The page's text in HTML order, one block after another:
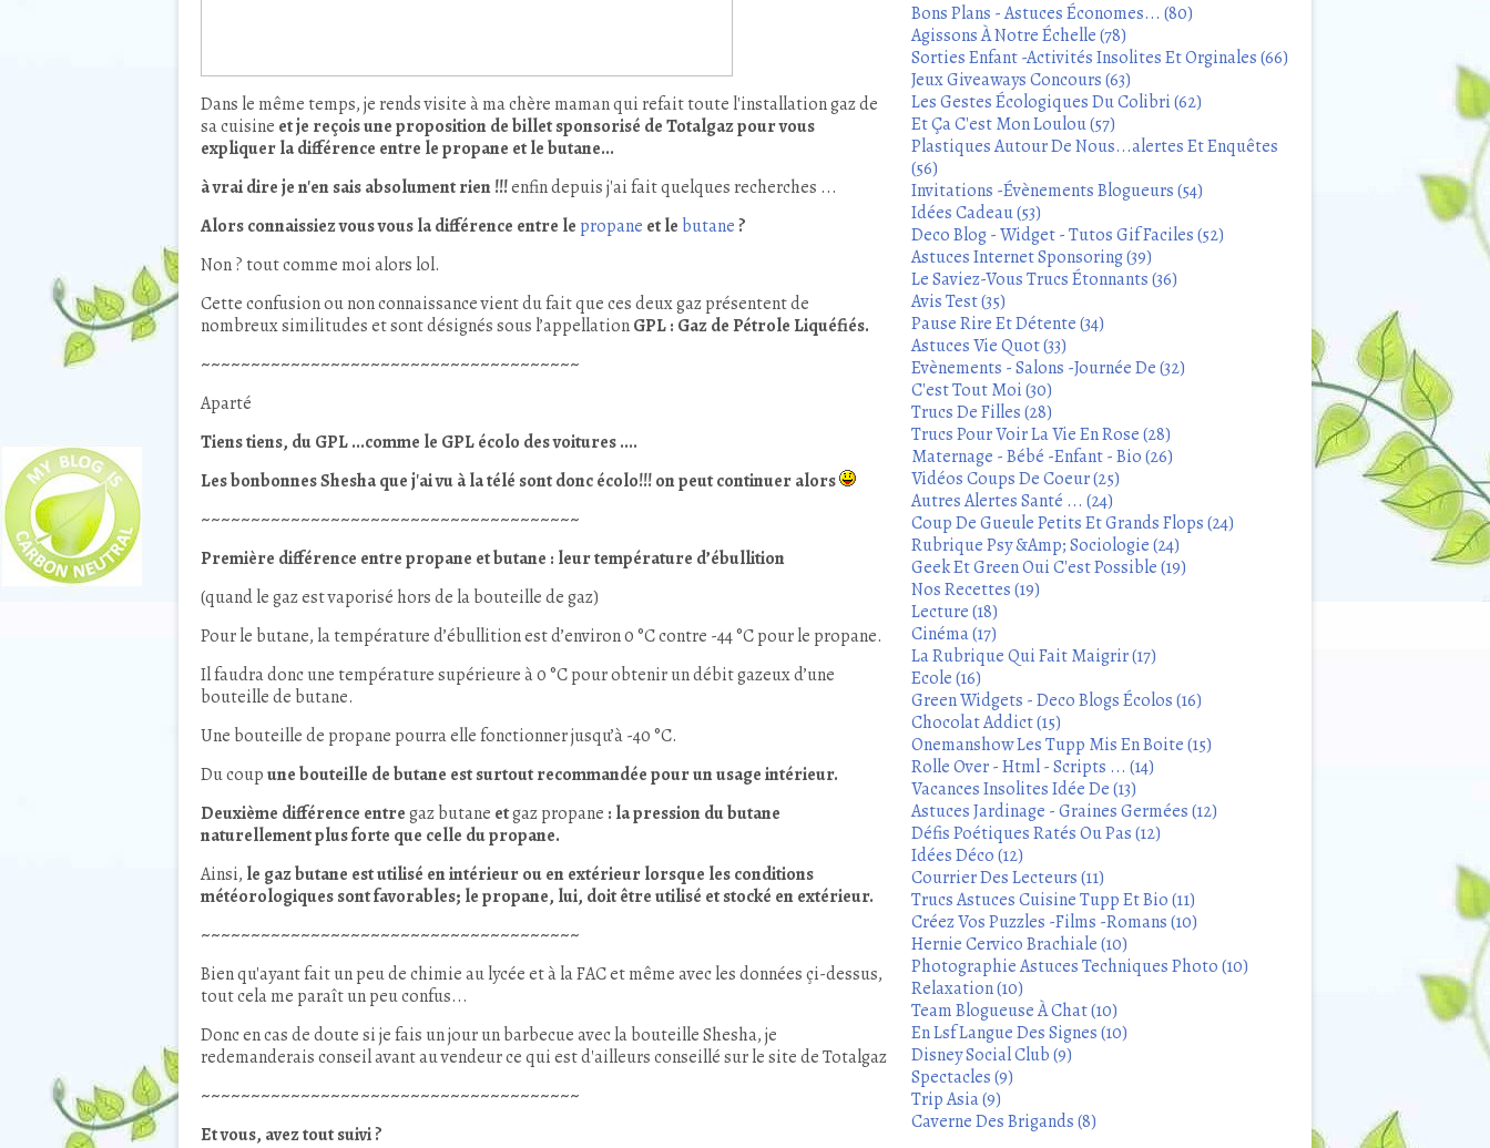
Dans le même temps, je rends visite à ma chère maman qui refait toute l'installation gaz de
sa cuisine et je reçois une proposition de billet sponsorisé de Totalgaz pour vous
expliquer la différence entre le propane et le butane...
à vrai dire je n'en sais absolument rien !!!enfin depuis j'ai fait quelques recherches ...
Alors connaissiez vous vous la différence entre le propane et le butane?
Non ? tout comme moi alors lol.
Cette confusion ou non connaissance vient du fait que ces deux gaz présentent de
nombreux similitudes et sont désignés sous l’appellationGPL : Gaz de Pétrole Liquéfiés.
~~~~~~~~~~~~~~~~~~~~~~~~~~~~~~~~~~~~~~
Aparté
Tiens tiens, du GPL ...comme le GPL écolo des voitures ....
Les bonbonnes Shesha que j'ai vu à la télé sont donc écolo!!! on peut continuer alors
~~~~~~~~~~~~~~~~~~~~~~~~~~~~~~~~~~~~~~
Première différence entre propane et butane : leur température d’ébullition
(quand le gaz est vaporisé hors de la bouteille de gaz)
Pour le butane, la température d’ébullition est d’environ 0 °C contre -44 °C pour le propane.
Il faudra donc une température supérieure à 0 °C pour obtenir un débit gazeux d’une
bouteille de butane.
Une bouteille de propane pourra elle fonctionner jusqu’à -40 °C.
Du coupune bouteille de butane est surtout recommandée pour un usage intérieur.
Deuxième différence entregaz butane etgaz propane : la pression du butane
naturellement plus forte que celle du propane.
Ainsi, le gaz butane est utilisé en intérieur ou en extérieur lorsque les conditions
météorologiques sont favorables; le propane, lui, doit être utilisé et stocké en extérieur.
~~~~~~~~~~~~~~~~~~~~~~~~~~~~~~~~~~~~~~
Bien qu'ayant fait un peu de chimie au lycée et à la FAC et même avec les données çi-dessus,
tout cela me paraît un peu confus...
Donc en cas de doute si je fais un jour un barbecue avec la bouteille Shesha, je
redemanderais conseil avant au vendeur ce qui est d'ailleurs conseillé sur le site de Totalgaz
~~~~~~~~~~~~~~~~~~~~~~~~~~~~~~~~~~~~~~
Et vous, avez tout suivi ?
Bons Plans - Astuces Économes... (80)
Agissons À Notre Échelle (78)
Sorties Enfant -Activités Insolites Et Orginales (66)
Jeux Giveaways Concours (63)
Les Gestes Écologiques Du Colibri (62)
Et Ça C'est Mon Loulou (57)
Plastiques Autour De Nous...alertes Et Enquêtes
(56)
Invitations -Évènements Blogueurs (54)
Idées Cadeau (53)
Deco Blog - Widget - Tutos Gif Faciles (52)
Astuces Internet Sponsoring (39)
Le Saviez-Vous Trucs Étonnants (36)
Avis Test (35)
Pause Rire Et Détente (34)
Astuces Vie Quot (33)
Evènements - Salons -Journée De (32)
C'est Tout Moi (30)
Trucs De Filles (28)
Trucs Pour Voir La Vie En Rose (28)
Maternage - Bébé -Enfant - Bio (26)
Vidéos Coups De Coeur (25)
Autres Alertes Santé ... (24)
Coup De Gueule Petits Et Grands Flops (24)
Rubrique Psy &Amp; Sociologie (24)
Geek Et Green Oui C'est Possible (19)
Nos Recettes (19)
Lecture (18)
Cinéma (17)
La Rubrique Qui Fait Maigrir (17)
Ecole (16)
Green Widgets - Deco Blogs Écolos (16)
Chocolat Addict (15)
Onemanshow Les Tupp Mis En Boite (15)
Rolle Over - Html - Scripts ... (14)
Vacances Insolites Idée De (13)
Astuces Jardinage - Graines Germées (12)
Défis Poétiques Ratés Ou Pas (12)
Idées Déco (12)
Courrier Des Lecteurs (11)
Trucs Astuces Cuisine Tupp Et Bio (11)
Créez Vos Puzzles -Films -Romans (10)
Hernie Cervico Brachiale (10)
Photographie Astuces Techniques Photo (10)
Relaxation (10)
Team Blogueuse À Chat (10)
En Lsf Langue Des Signes (10)
Disney Social Club (9)
Spectacles (9)
Trip Asia (9)
Caverne Des Brigands (8)